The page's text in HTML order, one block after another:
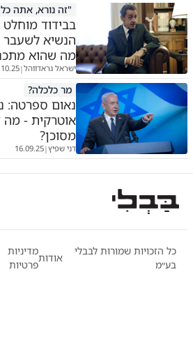
"זה נורא, אתה
בבידוד
הנשיא לשעבר
מה שהוא
ישראל גראדווהל|
מר כלכלה?
נאום ספרטה:
אוטרקית - מה
מסוכן?
דני שפיץ|
16.09.25
כל הזכויות שמורות לבבלי
בע״מ
אודות
מדיניות
פרטיות